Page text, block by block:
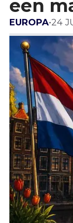
een
EUROPA•24